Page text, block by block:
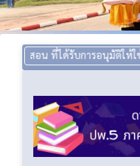
ได้รับการอนุมัติให้ใช้ในการดำ